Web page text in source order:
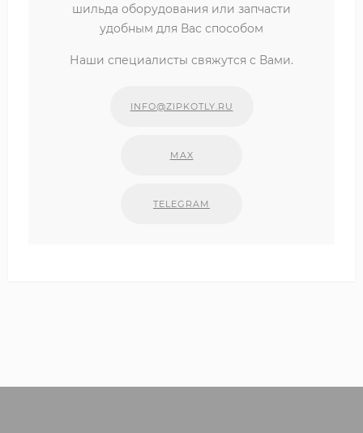
шильда оборудования или запчасти
удобным для Вас способом
Наши специалисты свяжутся с Вами.
INFO@ZIPKOTLY.RU
MAX
TELEGRAM